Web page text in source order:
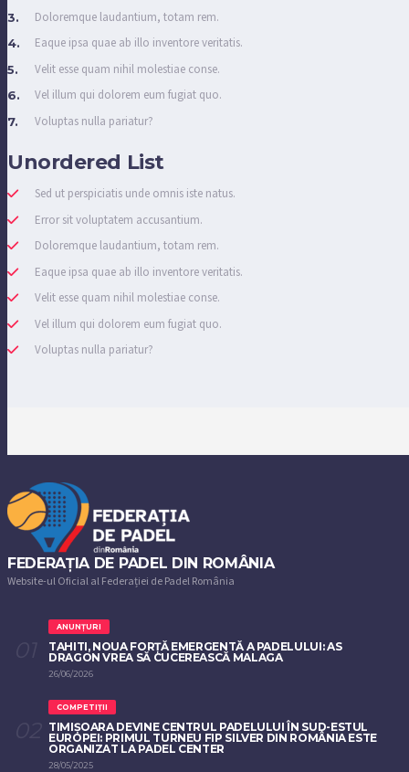
Doloremque laudantium, totam rem.
Eaque ipsa quae ab illo inventore veritatis.
Velit esse quam nihil molestiae conse.
Vel illum qui dolorem eum fugiat quo.
Voluptas nulla pariatur?
Unordered List
Sed ut perspiciatis unde omnis iste natus.
Error sit voluptatem accusantium.
Doloremque laudantium, totam rem.
Eaque ipsa quae ab illo inventore veritatis.
Velit esse quam nihil molestiae conse.
Vel illum qui dolorem eum fugiat quo.
Voluptas nulla pariatur?
FEDERAȚIA DE PADEL DIN ROMÂNIA
Website-ul Oficial al Federației de Padel România
ANUNȚURI
TAHITI, NOUA FORȚĂ EMERGENTĂ A PADELULUI: AS
DRAGON VREA SĂ CUCEREASCĂ MALAGA
26/06/2026
COMPETIȚII
TIMIȘOARA DEVINE CENTRUL PADELULUI ÎN SUD-ESTUL
EUROPEI: PRIMUL TURNEU FIP SILVER DIN ROMÂNIA ESTE
ORGANIZAT LA PADEL CENTER
28/05/2025